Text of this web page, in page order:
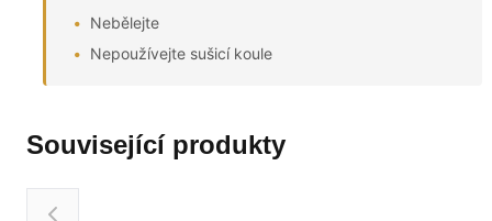
Nebělejte
Nepoužívejte sušicí koule
Související produkty